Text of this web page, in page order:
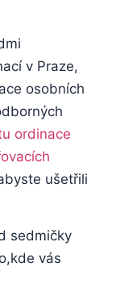
v‌ Praze,
osobních
ordinace
ušetřili
sedmičky
vás⁤